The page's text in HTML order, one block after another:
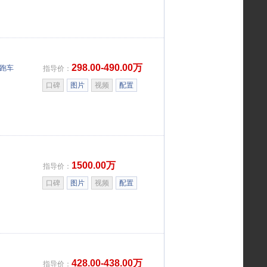
车 指导价： 298.00-490.00万
口碑 图片 视频 配置
指导价： 1500.00万
口碑 图片 视频 配置
指导价： 428.00-438.00万